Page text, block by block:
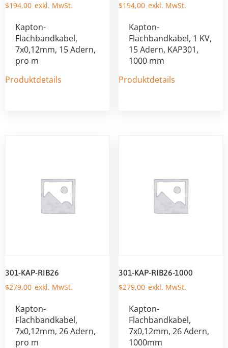
$194,00
Kapton-
Flachbandkabel,
7x0,12mm, 15 Adern,
pro m
Produktdetails
$194,00
Kapton-
Flachbandkabel, 1 KV,
15 Adern, KAP301,
1000 mm
Produktdetails
301-KAP-RIB26
$279,00
Kapton-
Flachbandkabel,
7x0,12mm, 26 Adern,
pro m
301-KAP-RIB26-1000
$279,00
Kapton-
Flachbandkabel,
7x0,12mm, 26 Adern,
1000mm